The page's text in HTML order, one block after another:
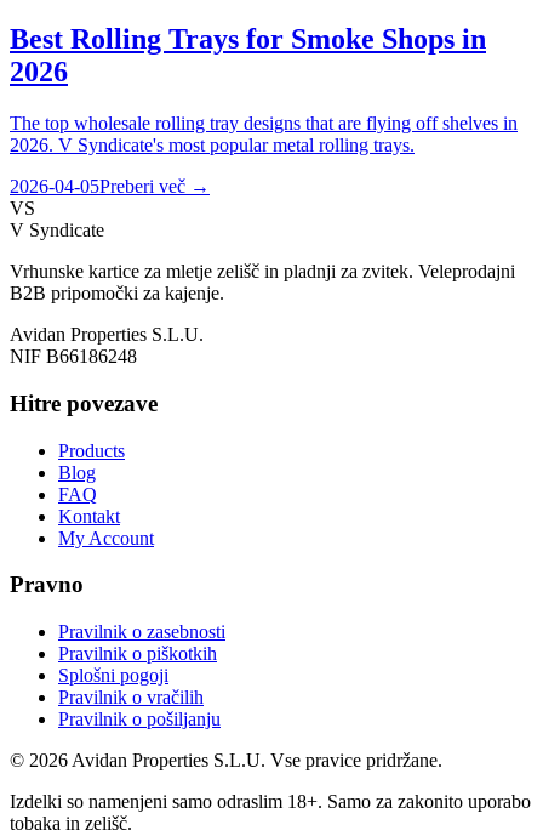
Best Rolling Trays for Smoke Shops in
2026
The top wholesale rolling tray designs that are flying off shelves in
2026. V Syndicate's most popular metal rolling trays.
2026-04-05Preberi več →
VS
V Syndicate
Vrhunske kartice za mletje zelišč in pladnji za zvitek. Veleprodajni
B2B pripomočki za kajenje.
Avidan Properties S.L.U.
NIF B66186248
Hitre povezave
Products
Blog
FAQ
Kontakt
My Account
Pravno
Pravilnik o zasebnosti
Pravilnik o piškotkih
Splošni pogoji
Pravilnik o vračilih
Pravilnik o pošiljanju
© 2026 Avidan Properties S.L.U. Vse pravice pridržane.
Izdelki so namenjeni samo odraslim 18+. Samo za zakonito uporabo
tobaka in zelišč.